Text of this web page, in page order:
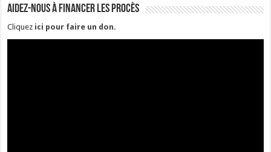
Aidez-nous à financer les procès
Cliquez ici pour faire un don.